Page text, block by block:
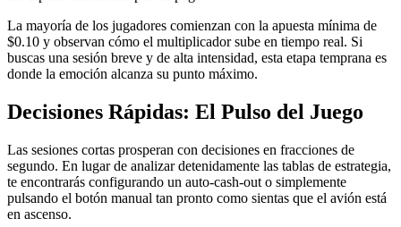
La mayoría de los jugadores comienzan con la apuesta mínima de
$0.10 y observan cómo el multiplicador sube en tiempo real. Si
buscas una sesión breve y de alta intensidad, esta etapa temprana es
donde la emoción alcanza su punto máximo.
Decisiones Rápidas: El Pulso del Juego
Las sesiones cortas prosperan con decisiones en fracciones de
segundo. En lugar de analizar detenidamente las tablas de estrategia,
te encontrarás configurando un auto‑cash‑out o simplemente
pulsando el botón manual tan pronto como sientas que el avión está
en ascenso.